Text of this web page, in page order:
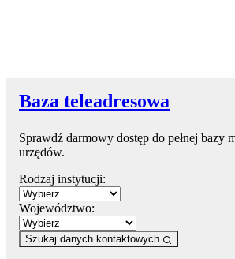
Baza teleadresowa
Sprawdź darmowy dostęp do pełnej bazy
urzędów.
Rodzaj instytucji:
Województwo:
Szukaj danych kontaktowych